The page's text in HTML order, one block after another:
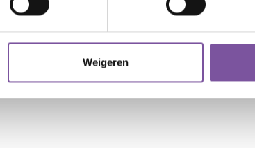
Weigeren